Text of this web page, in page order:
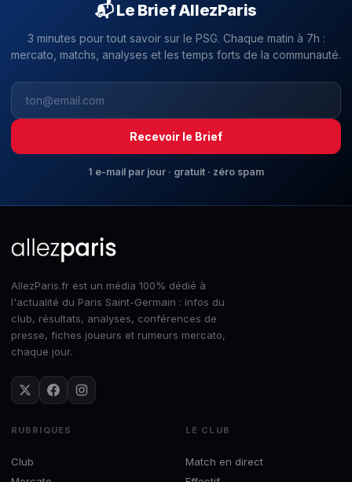
📬 Le Brief AllezParis
3 minutes pour tout savoir sur le PSG. Chaque matin à 7h :
mercato, matchs, analyses et les temps forts de la communauté.
Recevoir le Brief
1 e-mail par jour · gratuit · zéro spam
AllezParis.fr est un média 100% dédié à
l'actualité du Paris Saint-Germain : infos du
club, résultats, analyses, conférences de
presse, fiches joueurs et rumeurs mercato,
chaque jour.
RUBRIQUES
Club
LE CLUB
Match en direct